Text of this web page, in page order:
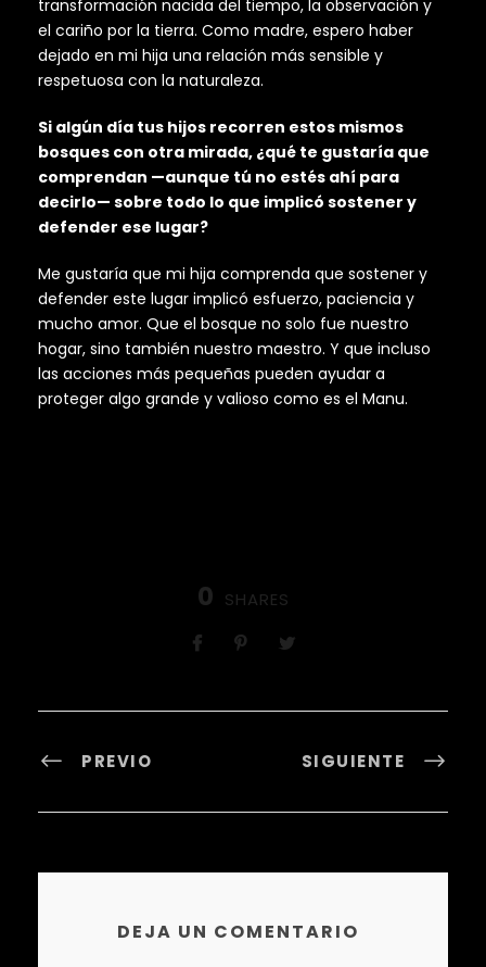
transformación nacida del tiempo, la observación y
el cariño por la tierra. Como madre, espero haber
dejado en mi hija una relación más sensible y
respetuosa con la naturaleza.
Si algún día tus hijos recorren estos mismos
bosques con otra mirada, ¿qué te gustaría que
comprendan —aunque tú no estés ahí para
decirlo— sobre todo lo que implicó sostener y
defender ese lugar?
Me gustaría que mi hija comprenda que sostener y
defender este lugar implicó esfuerzo, paciencia y
mucho amor. Que el bosque no solo fue nuestro
hogar, sino también nuestro maestro. Y que incluso
las acciones más pequeñas pueden ayudar a
proteger algo grande y valioso como es el Manu.
0 SHARES
PREVIO SIGUIENTE
DEJA UN COMENTARIO